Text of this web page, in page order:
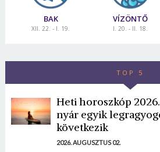
BAK
XII. 22. - I. 19.
VÍZÖNTŐ
I. 20. - II. 18.
TOP 5
Heti horoszkóp
nyár egyik
következik
2026. AUGUSZTUS 02.